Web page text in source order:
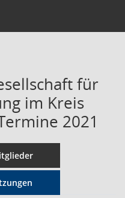
für
im Kreis
2021